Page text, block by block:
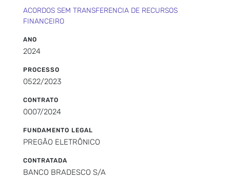
ACORDOS SEM TRANSFERENCIA DE RECURSOS
FINANCEIRO
ANO
2024
PROCESSO
0522/2023
CONTRATO
0007/2024
FUNDAMENTO LEGAL
PREGÃO ELETRÔNICO
CONTRATADA
BANCO BRADESCO S/A